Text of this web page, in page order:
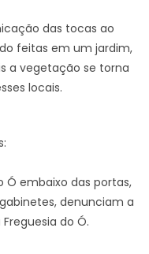
das tocas ao
feitas em um jardim,
a vegetação se torna
locais.
Ó embaixo das portas,
denunciam a
do Ó.